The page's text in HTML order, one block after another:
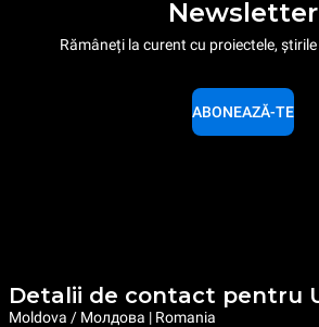
Newsletter
Rămâneți la curent cu proiectele,
ABONEAZĂ-TE
Detalii de contact pentru
Moldova / Молдова | Romania